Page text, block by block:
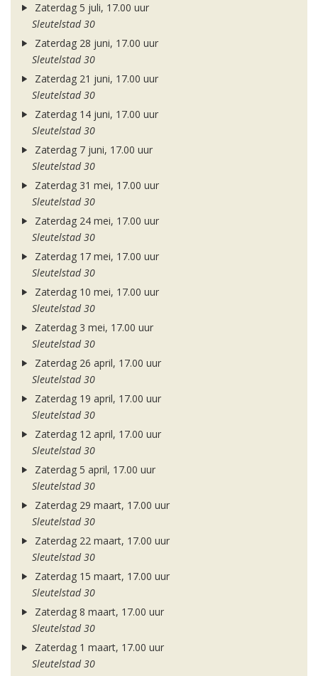
Zaterdag 5 juli, 17.00 uur
Sleutelstad 30
Zaterdag 28 juni, 17.00 uur
Sleutelstad 30
Zaterdag 21 juni, 17.00 uur
Sleutelstad 30
Zaterdag 14 juni, 17.00 uur
Sleutelstad 30
Zaterdag 7 juni, 17.00 uur
Sleutelstad 30
Zaterdag 31 mei, 17.00 uur
Sleutelstad 30
Zaterdag 24 mei, 17.00 uur
Sleutelstad 30
Zaterdag 17 mei, 17.00 uur
Sleutelstad 30
Zaterdag 10 mei, 17.00 uur
Sleutelstad 30
Zaterdag 3 mei, 17.00 uur
Sleutelstad 30
Zaterdag 26 april, 17.00 uur
Sleutelstad 30
Zaterdag 19 april, 17.00 uur
Sleutelstad 30
Zaterdag 12 april, 17.00 uur
Sleutelstad 30
Zaterdag 5 april, 17.00 uur
Sleutelstad 30
Zaterdag 29 maart, 17.00 uur
Sleutelstad 30
Zaterdag 22 maart, 17.00 uur
Sleutelstad 30
Zaterdag 15 maart, 17.00 uur
Sleutelstad 30
Zaterdag 8 maart, 17.00 uur
Sleutelstad 30
Zaterdag 1 maart, 17.00 uur
Sleutelstad 30